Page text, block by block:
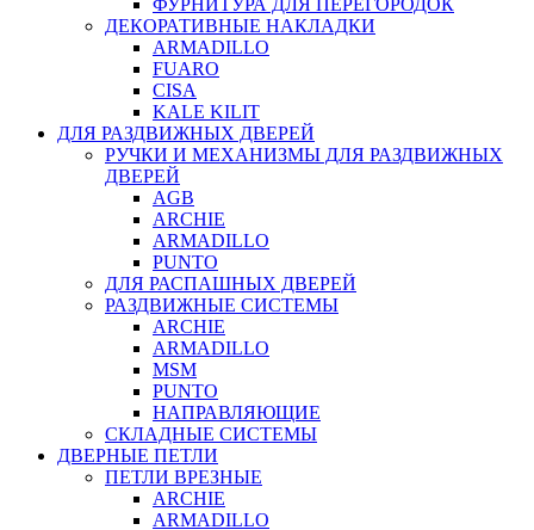
ДЕКОРАТИВНЫЕ НАКЛАДКИ
ARMADILLO
FUARO
CISA
KALE KILIT
ДЛЯ РАЗДВИЖНЫХ ДВЕРЕЙ
РУЧКИ И МЕХАНИЗМЫ ДЛЯ РАЗДВИЖНЫХ
ДВЕРЕЙ
AGB
ARCHIE
ARMADILLO
PUNTO
ДЛЯ РАСПАШНЫХ ДВЕРЕЙ
РАЗДВИЖНЫЕ СИСТЕМЫ
ARCHIE
ARMADILLO
MSM
PUNTO
НАПРАВЛЯЮЩИЕ
СКЛАДНЫЕ СИСТЕМЫ
ДВЕРНЫЕ ПЕТЛИ
ПЕТЛИ ВРЕЗНЫЕ
ARCHIE
ARMADILLO